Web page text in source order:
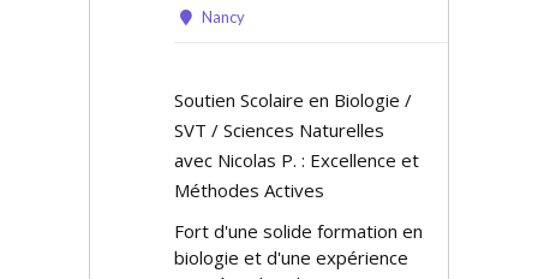
Nancy
Soutien Scolaire en Biologie /
SVT / Sciences Naturelles
avec Nicolas P. : Excellence et
Méthodes Actives
Fort d'une solide formation en
biologie et d'une expérience